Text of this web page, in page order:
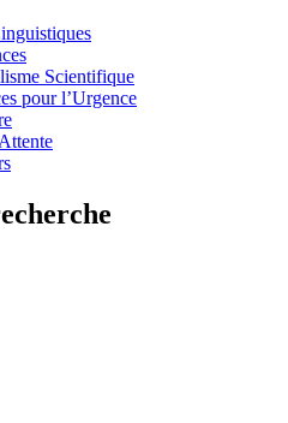
Scientifique
pour l’Urgence